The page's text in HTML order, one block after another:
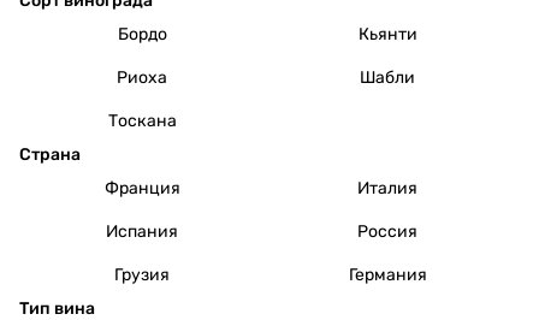
Бордо
Кьянти
Риоха Шабли
Тоскана
Страна
Франция
Италия
Испания Россия
Грузия
Германия
Тип вина